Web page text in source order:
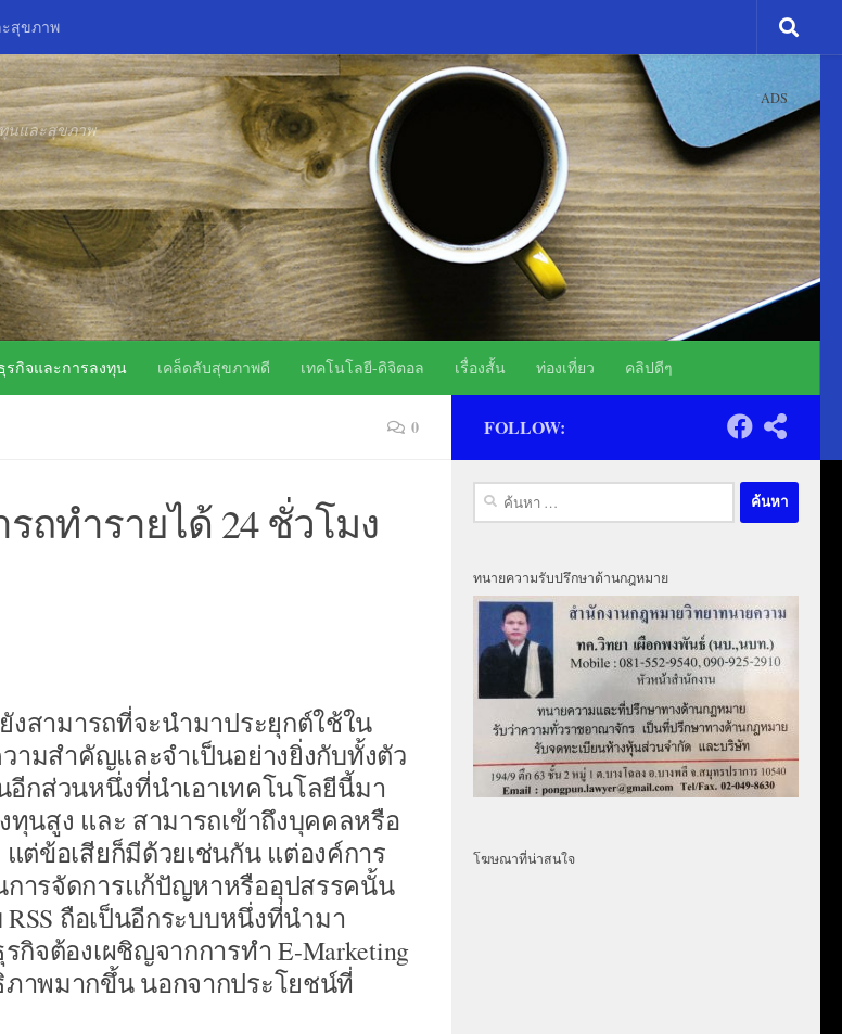
สุขภาพ
นและสุขภาพ
ADS
รกิจและการลงทุน เคล็ดลับสุขภาพดี เทคโนโลยี-ดิจิตอล เรื่องสั้น ท่องเที่ยว คลิปดีๆ
0
ถทำรายได้ 24 ชั่วโมง
งสามารถที่จะนำมาประยุกต์ใช้ใน
ามสำคัญและจำเป็นอย่างยิ่งกับทั้งตัว
อีกส่วนหนึ่งที่นำเอาเทคโนโลยีนี้มา
นสูง และ สามารถเข้าถึงบุคคลหรือ
ต่ข้อเสียก็มีด้วยเช่นกัน แต่องค์การ
ารจัดการแก้ปัญหาหรืออุปสรรคนั้น
ถือเป็นอีกระบบหนึ่งที่นำมา
จต้องเผชิญจากการทำ E-Marketing
าพมากขึ้น นอกจากประโยชน์ที่
FOLLOW:
ค้นหา
สำหรับ:
ทนายความรับปรึกษาด้านกฎหมาย
โฆษณาที่น่าสนใจ